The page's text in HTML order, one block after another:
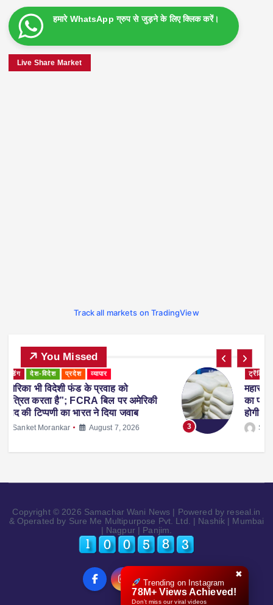
✖
Trending on Instagram
78M+ Views Achieved!
Don’t miss our viral videos
हमारे WhatsApp ग्रुप से जुड़ने के लिए क्लिक करें।
Live Share Market
Track all markets on TradingView
You Missed
3
ट्रेंडिंग महाराष्ट्र व्यापार
महाराष्ट्र में नकली ‘एनालॉग पनीर’ पर 1 साल
का प्रतिबंध, होटल-रेस्टोरेंट में उपयोग करने पर
होगी सख्त कार्रवाई
Sanket Morankar August 5, 2026
Copyright © 2026 Samachar Wani News | Powered by reseal.in
& Operated by Sure Me Multipurpose Pvt. Ltd. | Nashik | Mumbai
| Nagpur | Panjim.